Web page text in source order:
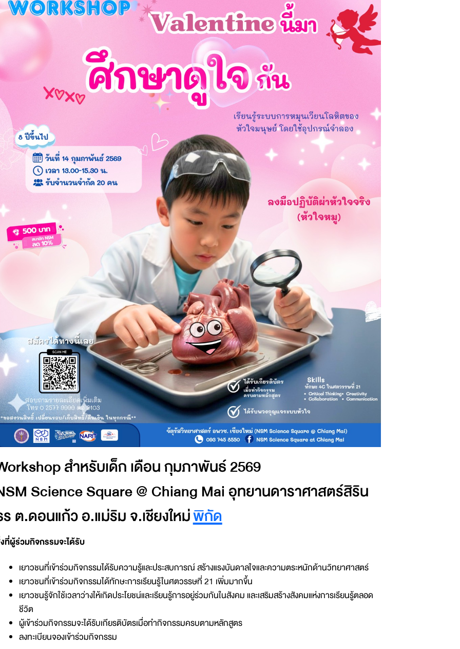
สำหรับเด็ก เดือน กุมภาพันธ์ 2569
Science Square @ Chiang Mai อุทยานดาราศาสตร์สิริน
ต.ดอนแก้ว อ.แม่ริม จ.เชียงใหม่พิกัด
ที่ผู้ร่วมกิจกรรมจะได้รับ
เยาวชนที่เข้าร่วมกิจกรรมได้รับความรู้และประสบการณ์ สร้างแรงบันดาลใจและความตระหนักด้านวิทยาศาสตร์
เยาวชนที่เข้าร่วมกิจกรรมได้ทักษะการเรียนรู้ในศตวรรษที่ 21 เพิ่มมากขึ้น
เยาวชนรู้จักใช้เวลาว่างให้เกิดประโยชน์และเรียนรู้การอยู่ร่วมกันในสังคม และเสริมสร้างสังคมแห่งการเรียนรู้ตลอด
ชีวิต
ผู้เข้าร่วมกิจกรรมจะได้รับเกียรติบัตรเมื่อทำกิจกรรมครบตามหลักสูตร
ลงทะเบียนจองเข้าร่วมกิจกรรม